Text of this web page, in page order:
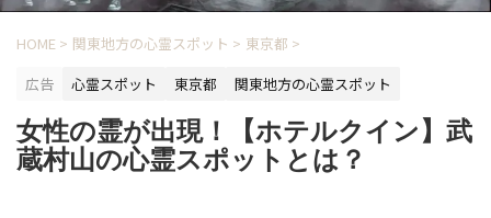
HOME > 関東地方の心霊スポット > 東京都 >
広告
心霊スポット 東京都 関東地方の心霊スポット
女性の霊が出現！【ホテルクイン】武
蔵村山の心霊スポットとは？